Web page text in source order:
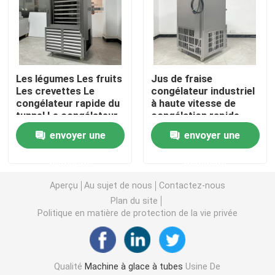
Machine de bloc de glace d'eau salée
Machine à glace d'eau douce de flocon
Machine à glace en flocons d'eau de mer
machine à glace commerciale de cube
Machine à glaçons à plaques
Un congélateur rapide
Les légumes Les fruits
Les crevettes Le
congélateur rapide du
tunnel Le congélateur
rapide du tunnel Iqf Le
congélateur explosif
-80 °C à 0 °C Contrôle
envoyer une
Jus de fraise
congélateur industriel
à haute vitesse de
congélation rapide
Puissant 2,3 kW
envoyer une
Aperçu Au sujet de nous
Contactez-nous
Plan du site
Politique en matière de protection de la vie privée
Qualité Machine à glace à tubes Usine De